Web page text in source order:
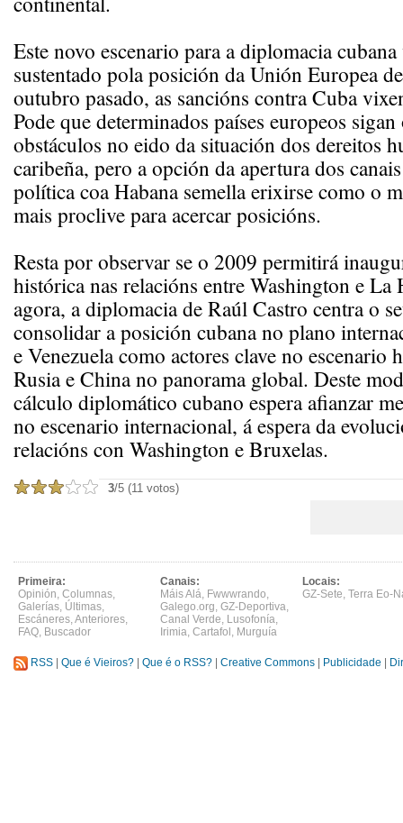
Este novo escenario para a diplomacia
sustentado pola posición da Unión Europea
outubro pasado, as sancións contra Cuba
Pode que determinados países europeos
obstáculos no eido da situación dos dereitos
caribeña, pero a opción da apertura dos
política coa Habana semella erixirse como o
mais proclive para acercar posicións.
Resta por observar se o 2009 permitirá
histórica nas relacións entre Washington e La
agora, a diplomacia de Raúl Castro centra o
consolidar a posición cubana no plano
e Venezuela como actores clave no escenario
Rusia e China no panorama global. Deste
cálculo diplomático cubano espera afianzar
no escenario internacional, á espera da
relacións con Washington e Bruxelas.
3/5 (11 votos)
Primeira:
Opinión, Columnas,
Galerías, Últimas,
Escáneres,Anteriores,
FAQ, Buscador
Canais:
Máis Alá, Fwwwrando,
Galego.org, GZ-Deportiva,
Canal Verde, Lusofonía,
Irimia, Cartafol , Murguía
Locais:
GZ-Sete, Terra Eo-
RSS Que é Vieiros? Que é o RSS? Creative Commons Publicidade